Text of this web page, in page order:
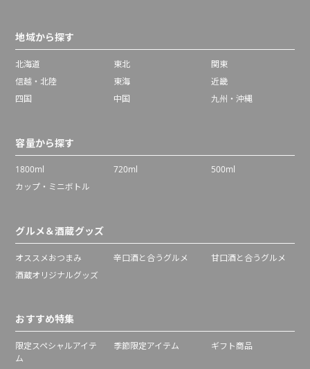
地域から探す
北海道 東北
関東
信越・北陸
東海
近畿
四国
中国 九州・沖縄
容量から探す
1800ml 720ml
500ml
カップ・ミニボトル
グルメ＆酒蔵グッズ
オススメおつまみ 辛口酒と合うグルメ
甘口酒と合うグルメ
酒蔵オリジナルグッズ
おすすめ特集
限定スペシャルアイテ
ム
季節限定アイテム ギフト商品